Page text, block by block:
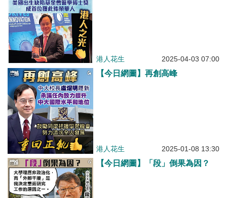
港人花生 2025-04-03 07:00
【今日網圖】再創高峰
港人花生 2025-01-08 13:30
【今日網圖】「段」倒果為因？